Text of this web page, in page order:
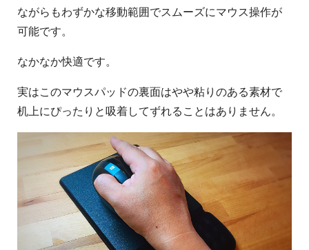
ながらもわずかな移動範囲でスムーズにマウス操作が
可能です。
なかなか快適です。
実はこのマウスパッドの裏面はやや粘りのある素材で
机上にぴったりと吸着してずれることはありません。